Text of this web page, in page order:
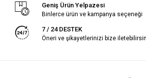
Geniş Ürün Yelpazesi
Binlerce ürün ve kampanya seçeneği
7 / 24 DESTEK
Öneri ve şikayetlerinizi bize